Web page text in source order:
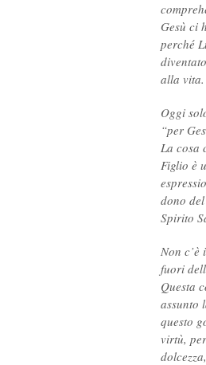
Gesù ci
perché
alla vita.
Oggi
“per
La cosa
Figlio è
dono
Spirito
Non
fuori
Questa
assunto
questo
virtù,